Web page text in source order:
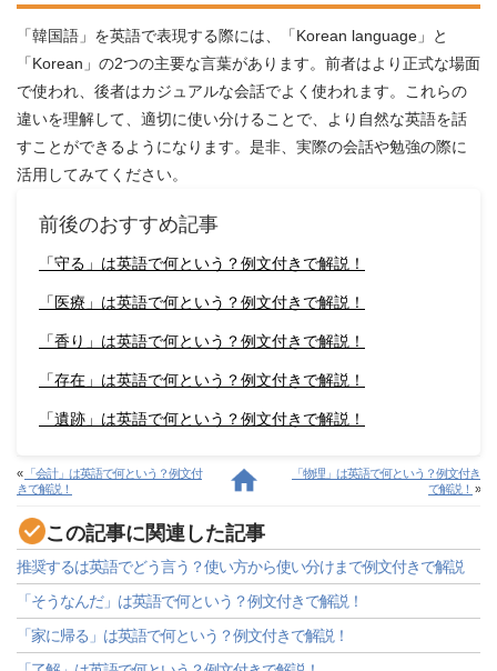
「韓国語」を英語で表現する際には、「Korean language」と
「Korean」の2つの主要な言葉があります。前者はより正式な場面
で使われ、後者はカジュアルな会話でよく使われます。これらの
違いを理解して、適切に使い分けることで、より自然な英語を話
すことができるようになります。是非、実際の会話や勉強の際に
活用してみてください。
前後のおすすめ記事
「守る」は英語で何という？例文付きで解説！
「医療」は英語で何という？例文付きで解説！
「香り」は英語で何という？例文付きで解説！
「存在」は英語で何という？例文付きで解説！
「遺跡」は英語で何という？例文付きで解説！
« 「会計」は英語で何という？例文付
きで解説！
「物理」は英語で何という？例文付き
で解説！ »
この記事に関連した記事
推奨するは英語でどう言う？使い方から使い分けまで例文付きで解説
「そうなんだ」は英語で何という？例文付きで解説！
「家に帰る」は英語で何という？例文付きで解説！